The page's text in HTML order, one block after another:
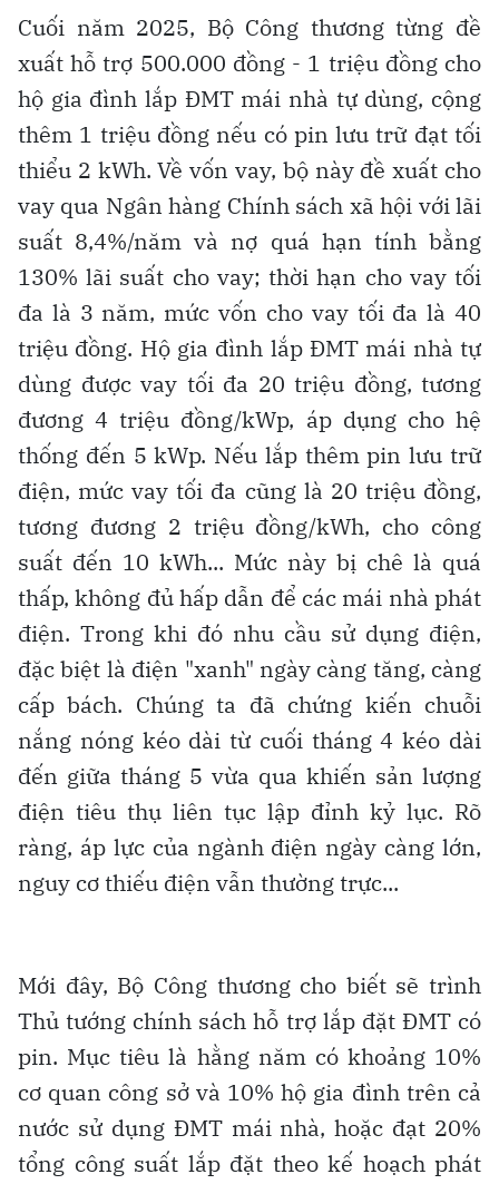
Cuối năm 2025, Bộ Công thương từng đề
xuất hỗ trợ 500.000 đồng - 1 triệu đồng cho
hộ gia đình lắp ĐMT mái nhà tự dùng, cộng
thêm 1 triệu đồng nếu có pin lưu trữ đạt tối
thiểu 2 kWh. Về vốn vay, bộ này đề xuất cho
vay qua Ngân hàng Chính sách xã hội với lãi
suất 8,4%/năm và nợ quá hạn tính bằng
130% lãi suất cho vay; thời hạn cho vay tối
đa là 3 năm, mức vốn cho vay tối đa là 40
triệu đồng. Hộ gia đình lắp ĐMT mái nhà tự
dùng được vay tối đa 20 triệu đồng, tương
đương 4 triệu đồng/kWp, áp dụng cho hệ
thống đến 5 kWp. Nếu lắp thêm pin lưu trữ
điện, mức vay tối đa cũng là 20 triệu đồng,
tương đương 2 triệu đồng/kWh, cho công
suất đến 10 kWh... Mức này bị chê là quá
thấp, không đủ hấp dẫn để các mái nhà phát
điện. Trong khi đó nhu cầu sử dụng điện,
đặc biệt là điện "xanh" ngày càng tăng, càng
cấp bách. Chúng ta đã chứng kiến chuỗi
nắng nóng kéo dài từ cuối tháng 4 kéo dài
đến giữa tháng 5 vừa qua khiến sản lượng
điện tiêu thụ liên tục lập đỉnh kỷ lục. Rõ
ràng, áp lực của ngành điện ngày càng lớn,
nguy cơ thiếu điện vẫn thường trực...
Mới đây, Bộ Công thương cho biết sẽ trình
Thủ tướng chính sách hỗ trợ lắp đặt ĐMT có
pin. Mục tiêu là hằng năm có khoảng 10%
cơ quan công sở và 10% hộ gia đình trên cả
nước sử dụng ĐMT mái nhà, hoặc đạt 20%
tổng công suất lắp đặt theo kế hoạch phát